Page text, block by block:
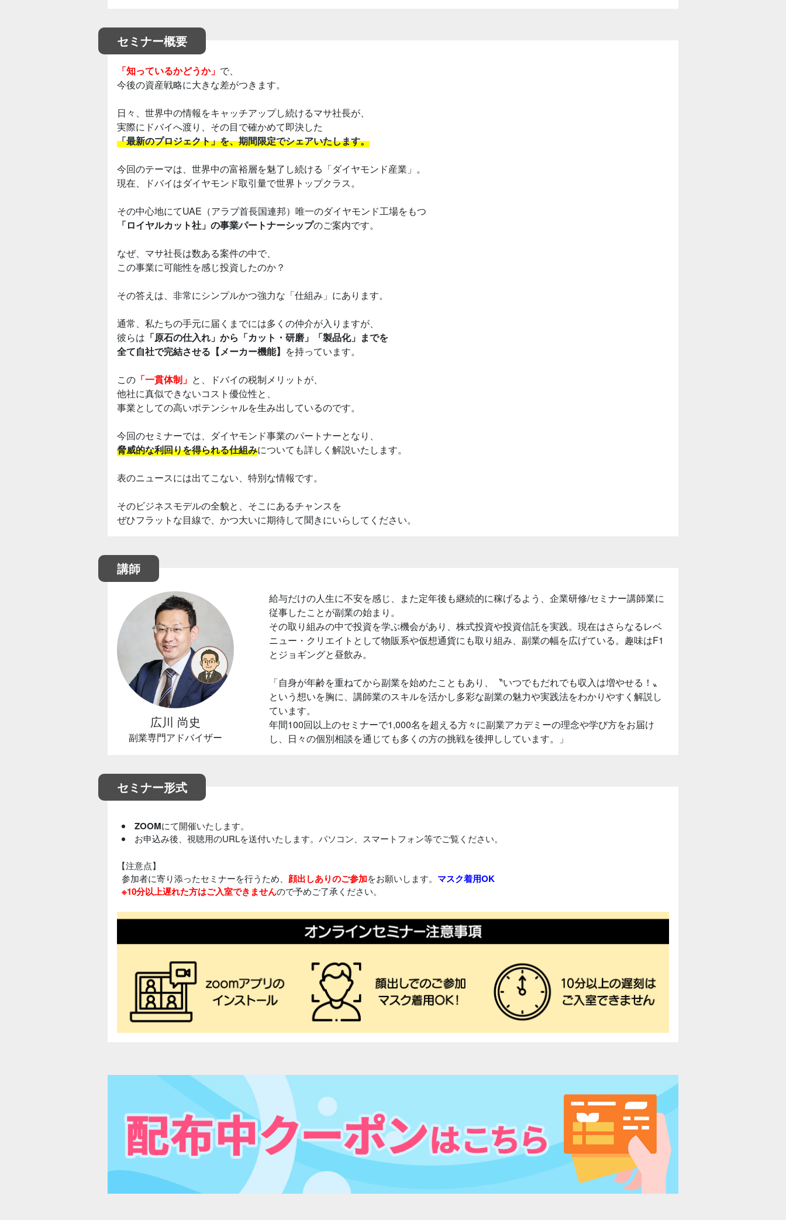
セミナー概要
「知っているかどうか」 で、
今後の資産戦略に大きな差がつきます。
日々、世界中の情報をキャッチアップし続けるマサ社長が、
実際にドバイへ渡り、その目で確かめて即決した
「最新のプロジェクト」を、期間限定でシェアいたします。
今回のテーマは、世界中の富裕層を魅了し続ける「ダイヤモンド産業」。
現在、ドバイはダイヤモンド取引量で世界トップクラス。
その中心地にてUAE（アラブ首長国連邦）唯一のダイヤモンド工場をもつ
「ロイヤルカット社」の事業パートナーシップのご案内です。
なぜ、マサ社長は数ある案件の中で、
この事業に可能性を感じ投資したのか？
その答えは、非常にシンプルかつ強力な「仕組み」にあります。
通常、私たちの手元に届くまでには多くの仲介が入りますが、
彼らは 「原石の仕入れ」から「カット・研磨」「製品化」までを
全て自社で完結させる【メーカー機能】 を持っています。
この 「一貫体制」 と、ドバイの税制メリットが、
他社に真似できないコスト優位性と、
事業としての高いポテンシャルを生み出しているのです。
今回のセミナーでは、ダイヤモンド事業のパートナーとなり、
脅威的な利回りを得られる仕組みについても詳しく解説いたします。
表のニュースには出てこない、特別な情報です。
そのビジネスモデルの全貌と、そこにあるチャンスを
ぜひフラットな目線で、かつ大いに期待して聞きにいらしてください。
講師
広川 尚史
副業専門アドバイザー
給与だけの人生に不安を感じ、また定年後も継続的に稼げるよう、企業研修/セミナー講師業に
従事したことが副業の始まり。
その取り組みの中で投資を学ぶ機会があり、株式投資や投資信託を実践。現在はさらなるレベ
ニュー・クリエイトとして物販系や仮想通貨にも取り組み、副業の幅を広げている。趣味はF1
とジョギングと昼飲み。
「自身が年齢を重ねてから副業を始めたこともあり、〝いつでもだれでも収入は増やせる！〟
という想いを胸に、講師業のスキルを活かし多彩な副業の魅力や実践法をわかりやすく解説し
ています。
年間100回以上のセミナーで1,000名を超える方々に副業アカデミーの理念や学び方をお届け
し、日々の個別相談を通じても多くの方の挑戦を後押ししています。」
セミナー形式
ZOOMにて開催いたします。
お申込み後、視聴用のURLを送付いたします。パソコン、スマートフォン等でご覧ください。
【注意点】
参加者に寄り添ったセミナーを行うため、 顔出しありのご参加をお願いします。 マスク着用OK
※10分以上遅れた方はご入室できませんので予めご了承ください。